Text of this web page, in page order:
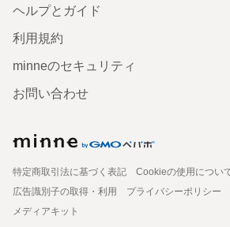
ヘルプとガイド
利用規約
minneのセキュリティ
お問い合わせ
特定商取引法に基づく表記
Cookieの使用につい
広告識別子の取得・利用
プライバシーポリシー
メディアキット